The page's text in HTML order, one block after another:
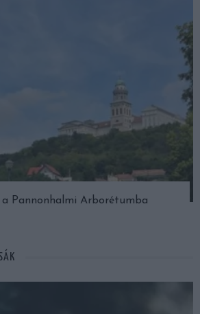
a Pannonhalmi Arborétumba